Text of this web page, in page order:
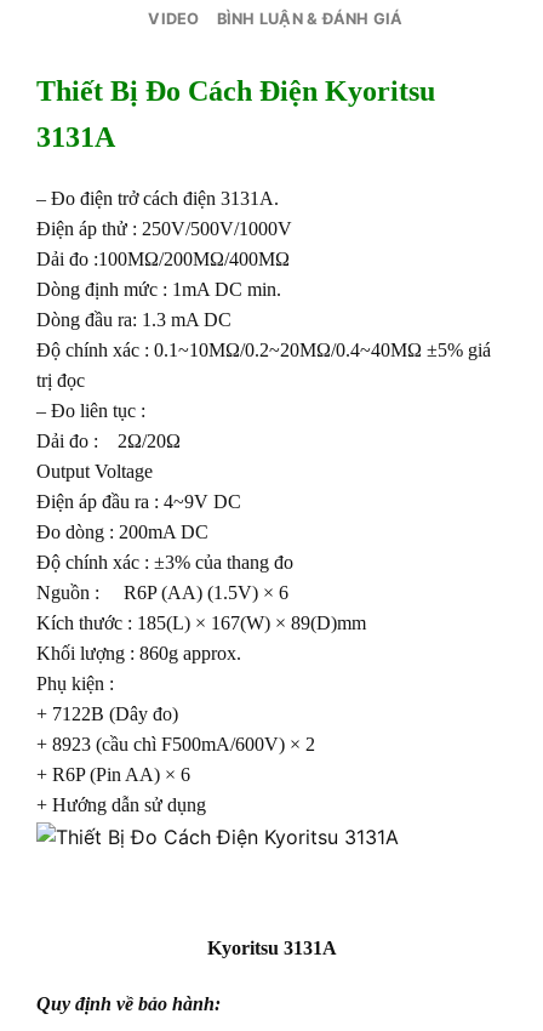
VIDEO BÌNH LUẬN & ĐÁNH GIÁ
Thiết Bị Đo Cách Điện Kyoritsu
3131A
– Đo điện trở cách điện 3131A.
Điện áp thử : 250V/500V/1000V
Dải đo :100MΩ/200MΩ/400MΩ
Dòng định mức : 1mA DC min.
Dòng đầu ra: 1.3 mA DC
Độ chính xác : 0.1~10MΩ/0.2~20MΩ/0.4~40MΩ ±5% giá
trị đọc
– Đo liên tục :
Dải đo : 2Ω/20Ω
Output Voltage
Điện áp đầu ra : 4~9V DC
Đo dòng : 200mA DC
Độ chính xác : ±3% của thang đo
Nguồn : R6P (AA) (1.5V) × 6
Kích thước : 185(L) × 167(W) × 89(D)mm
Khối lượng : 860g approx.
Phụ kiện :
+ 7122B (Dây đo)
+ 8923 (cầu chì F500mA/600V) × 2
+ R6P (Pin AA) × 6
+ Hướng dẫn sử dụng
Kyoritsu 3131A
Quy định về bảo hành: